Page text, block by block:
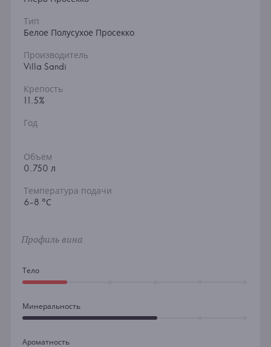
Тип
Белое Полусухое Просекко
Производитель
Villa Sandi
Крепость
11.5%
Год
Объем
0.750 л
Температура подачи
6-8 °С
Профиль вина
Тело
Минеральность
Ароматность